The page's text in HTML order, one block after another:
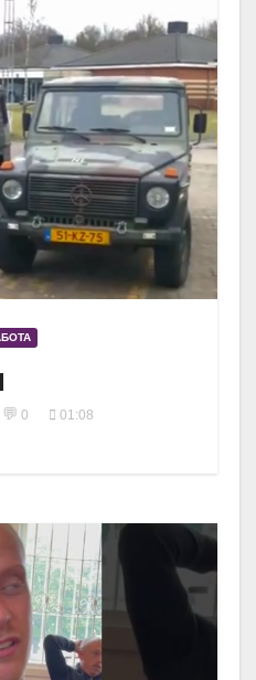
💬 0 01:08